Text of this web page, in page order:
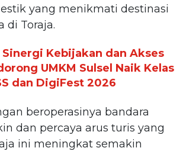
yang menikmati destinasi
di Toraja.
Sinergi Kebijakan dan Akses
UMKM Sulsel Naik Kelas
dan DigiFest 2026
beroperasinya bandara
dan percaya arus turis yang
ini meningkat semakin